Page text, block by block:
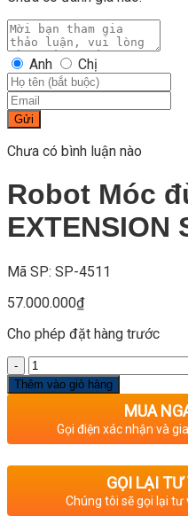
Anh Chị
Gửi
Chưa có bình luận nào
Robot Móc
EXTENSION
Mã SP: SP-4511
57.000.000₫
Cho phép đặt hàng trước
Số
lượng
Thêm vào giỏ hàng
MUA
Gọi điện xác nhận và
GỌI LẠI TƯ
Chúng tôi sẽ gọi lại tư